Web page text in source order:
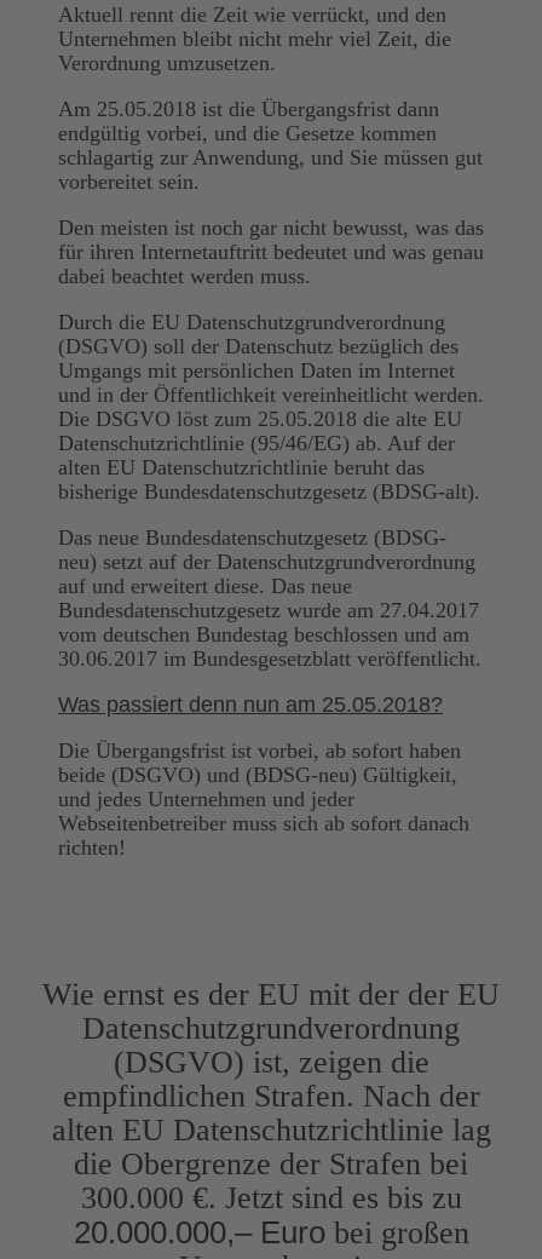
Aktuell rennt die Zeit wie verrückt, und den
Unternehmen bleibt nicht mehr viel Zeit, die
Verordnung umzusetzen.
Am 25.05.2018 ist die Übergangsfrist dann
endgültig vorbei, und die Gesetze kommen
schlagartig zur Anwendung, und Sie müssen gut
vorbereitet sein.
Den meisten ist noch gar nicht bewusst, was das
für ihren Internetauftritt bedeutet und was genau
dabei beachtet werden muss.
Durch die EU Datenschutzgrundverordnung
(DSGVO) soll der Datenschutz bezüglich des
Umgangs mit persönlichen Daten im Internet
und in der Öffentlichkeit vereinheitlicht werden.
Die DSGVO löst zum 25.05.2018 die alte EU
Datenschutzrichtlinie (95/46/EG) ab. Auf der
alten EU Datenschutzrichtlinie beruht das
bisherige Bundesdatenschutzgesetz (BDSG-alt).
Das neue Bundesdatenschutzgesetz (BDSG-
neu) setzt auf der Datenschutzgrundverordnung
auf und erweitert diese. Das neue
Bundesdatenschutzgesetz wurde am 27.04.2017
vom deutschen Bundestag beschlossen und am
30.06.2017 im Bundesgesetzblatt veröffentlicht.
Was passiert denn nun am 25.05.2018?
Die Übergangsfrist ist vorbei, ab sofort haben
beide (DSGVO) und (BDSG-neu) Gültigkeit,
und jedes Unternehmen und jeder
Webseitenbetreiber muss sich ab sofort danach
richten!
Wie ernst es der EU mit der der EU
Datenschutzgrundverordnung
(DSGVO) ist, zeigen die
empfindlichen Strafen. Nach der
alten EU Datenschutzrichtlinie lag
die Obergrenze der Strafen bei
300.000 €. Jetzt sind es bis zu
20.000.000,– Eurobei großen